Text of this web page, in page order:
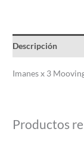
Descripción
Imanes x 3
Productos